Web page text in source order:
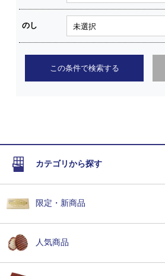
のし
この条件で検索する
カテゴリから探す
限定・新商品
人気商品